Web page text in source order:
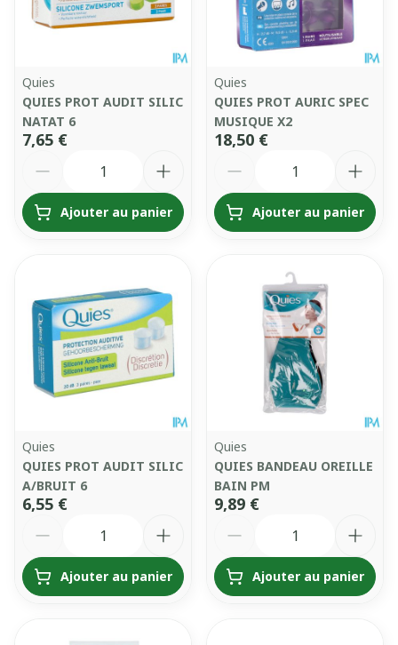
Quies
QUIES PROT AUDIT SILIC
NATAT 6
7,65 €
Ajouter au panier
Quies
QUIES PROT AURIC SPEC
MUSIQUE X2
18,50 €
Ajouter au panier
Quies
QUIES PROT AUDIT SILIC
A/BRUIT 6
6,55 €
Ajouter au panier
Quies
QUIES BANDEAU OREILLE
BAIN PM
9,89 €
Ajouter au panier